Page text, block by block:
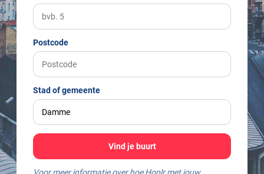
Postcode
Stad of gemeente
Vind je buurt
Voor meer informatie over hoe Hoplr met jouw